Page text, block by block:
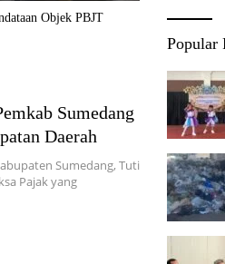
Objek PBJT
Sumedang
Daerah
Sumedang, Tuti
Pajak yang
Popular